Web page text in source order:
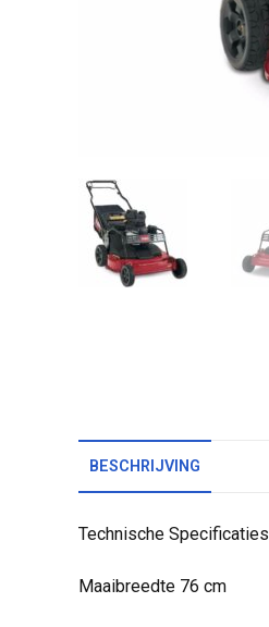
BESCHRIJVING
Technische Specificaties
Maaibreedte 76 cm